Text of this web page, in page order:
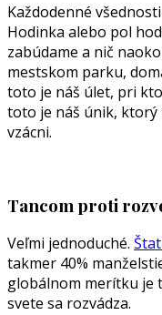
Každodenné
Hodinka alebo pol
zabúdame a nič
mestskom parku,
toto je náš úlet, pri
toto je náš únik, ktorý
vzácni.
Tancom proti
Veľmi jednoduché.
takmer 40%
globálnom merítku je
svete sa rozvádza.